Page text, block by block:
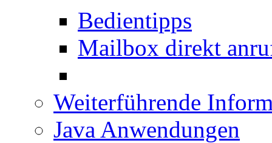
Bedientipps
Mailbox direkt
Weiterführende
Java Anwendungen